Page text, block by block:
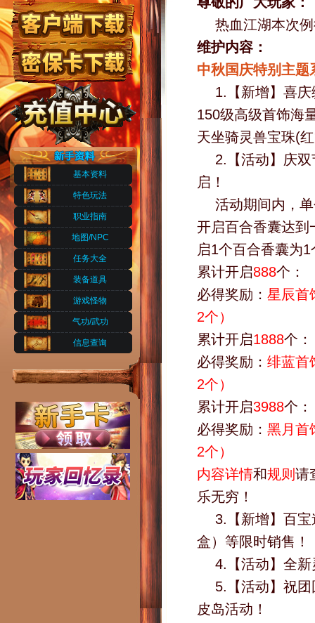
基本资料
特色玩法
职业指南
地图/NPC
任务大全
装备道具
游戏怪物
气功/武功
信息查询
热血江湖本次
维护内容：
中秋国庆特别主题
1.【新增】喜
150级高级首饰海
天坐骑灵兽宝珠(
2.【活动】庆
启！
活动期间内，
开启百合香囊达到
启1个百合香囊为
累计开启888个：
必得奖励： 星辰首
2个）
累计开启1888个：
必得奖励： 绯蓝首
2个）
累计开启3988个：
必得奖励： 黑月首
2个）
内容详情和规则 请
乐无穷！
3.【新增】百
盒）等限时销售！
4.【活动】全
5.【活动】祝
皮岛活动！